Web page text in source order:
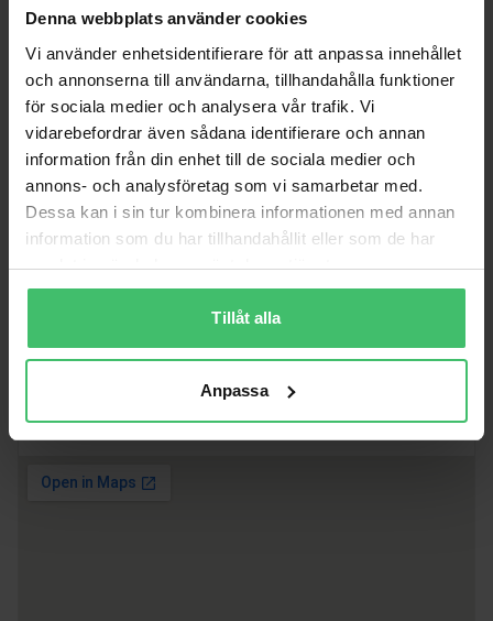
Denna webbplats använder cookies
Vi använder enhetsidentifierare för att anpassa innehållet
och annonserna till användarna, tillhandahålla funktioner
för sociala medier och analysera vår trafik. Vi
vidarebefordrar även sådana identifierare och annan
information från din enhet till de sociala medier och
annons- och analysföretag som vi samarbetar med.
Dessa kan i sin tur kombinera informationen med annan
information som du har tillhandahållit eller som de har
samlat in när du har använt deras tjänster.
Tillåt alla
Anpassa
031 310 02 02
Vardagar 9–18.
Vi håller ofta pass eller är upptagna med kunder, så
lämna gärna ett meddelande eller mejla oss, vi
återkommer så snart vi kan.
Besöksadress
Göteborg
Med reservation för att vi kan vara på löpkurser eller upptagna med
kunder, boka gärna besök i förväg.